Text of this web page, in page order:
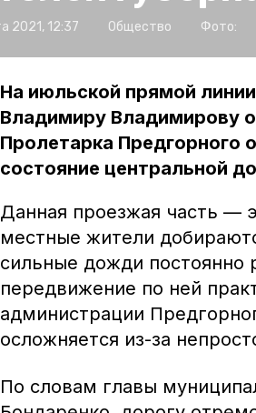
2021, 12:37 Общество Фото:
На июльской прямой
Владимиру Владимирову
Пролетарка Предгорного
состояние центральной
Данная проезжая часть —
местные жители
сильные дожди постоянно
передвижение по ней
администрации
осложняется из-за
По словам главы